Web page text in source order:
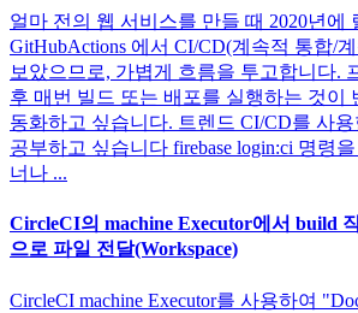
얼마 전의 웹 서비스를 만들 때 2020년에
GitHubActions 에서 CI/CD(계속적 통합/
보았으므로, 가볍게 흐름을 투고합니다.
후 매번 빌드 또는 배포를 실행하는 것이
동화하고 싶습니다. 트렌드 CI/CD를 사용
공부하고 싶습니다 firebase login:ci 명령
너나 ...
CircleCI의 machine Executor에서 build
으로 파일 전달(Workspace)
CircleCI machine Executor를 사용하여